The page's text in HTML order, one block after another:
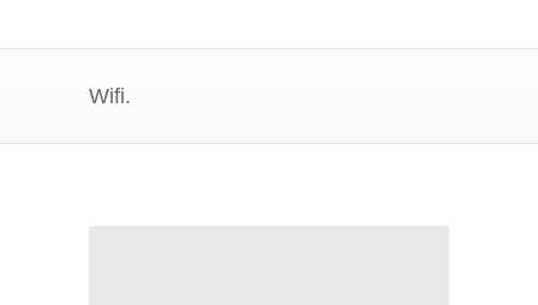
Wifi.